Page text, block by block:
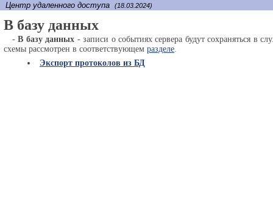
Центр удаленного доступа (18.03.2024)
В базу данных
-В базу данных - записи о событиях сервера будут сохраняться в
схемы рассмотрен в соответствующем разделе.
Экспорт протоколов из БД